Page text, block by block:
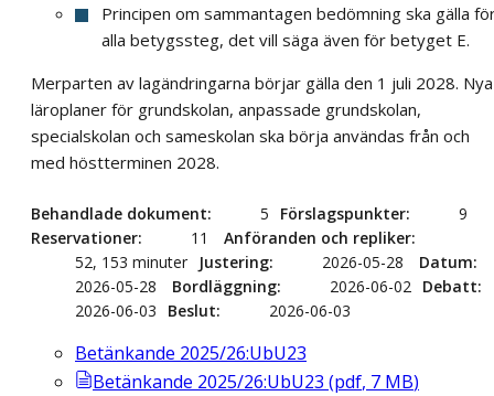
Principen om sammantagen bedömning ska gälla
alla betygssteg, det vill säga även för betyget E.
Merparten av lagändringarna börjar gälla den 1 juli 2028. Nya
läroplaner för grundskolan, anpassade grundskolan,
specialskolan och sameskolan ska börja användas från och
med höstterminen 2028.
Behandlade dokument 5 Förslagspunkter
9
Reservationer
11
Anföranden och repliker
52, 153 minuter
Justering 2026-05-28
Datum
2026-05-28
Bordläggning 2026-06-02
Debatt
2026-06-03
Beslut 2026-06-03
Betänkande 2025/26:UbU23
Betänkande 2025/26:UbU23 (pdf, 7 MB)